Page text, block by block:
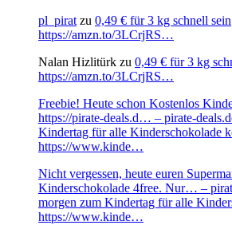
pl_pirat zu 0,49 € für 3 kg schnell sein
https://amzn.to/3LCrjRS…
Nalan Hizlitürk zu 0,49 € für 3 kg
https://amzn.to/3LCrjRS…
Freebie! Heute schon Kostenlos
https://pirate-deals.d… – pirate-
Kindertag für alle Kinderschokolade
https://www.kinde…
Nicht vergessen, heute euren
Kinderschokolade 4free. Nur… –
morgen zum Kindertag für alle
https://www.kinde…